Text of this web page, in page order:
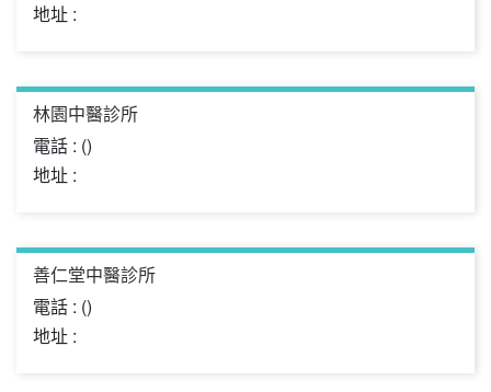
地址 :
林園中醫診所
電話 : ()
地址 :
善仁堂中醫診所
電話 : ()
地址 :